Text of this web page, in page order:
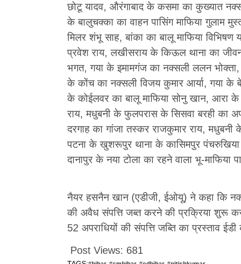
छोटू यादव, औरंगाबाद के कसमा का कुख्यात
के बालुचक्का का वाहन पासिंग माफिया गुलाम
मिलर शंभू साह, बांका का बालू माफिया विभिषण
प्रवेश राय, लखीसराय के किऊल थाना का
भगत, गया के इमामगंज का नक्सली ललन भोक्ता,
के कोंच का नक्सली विजय कुमार आर्या, गया के
के कोईलवर का बालू माफिया सोनु खान, आरा के
राय, मधुबनी के फुलपरास के सिसवा बरही का
दरगाह का गांजा तस्कर राजकुमार राय, मधुबनी
पटना के खुशरूपुर थाना के कासिमपुर
दानापुर के नया टोला का रहने वाला भू-माफिया
नैयर हसनैन खान (एडीजी, ईओयू) ने कहा कि
की अवैध संपत्ति जब्त करने की प्रक्रिया शुरू
52 अपराधियों की संपत्ति जब्ति का प्रस्ताव
Post Views: 681